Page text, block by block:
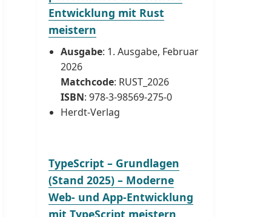
Entwicklung mit Rust
meistern
Ausgabe: 1. Ausgabe, Februar
2026
Matchcode: RUST_2026
ISBN: 978-3-98569-275-0
Herdt-Verlag
TypeScript – Grundlagen
(Stand 2025) – Moderne
Web- und App-Entwicklung
mit TypeScript meistern